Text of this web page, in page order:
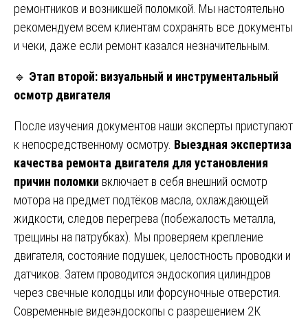
ремонтников и возникшей поломкой. Мы настоятельно
рекомендуем всем клиентам сохранять все документы
и чеки, даже если ремонт казался незначительным.
🔹 Этап второй: визуальный и инструментальный
осмотр двигателя
После изучения документов наши эксперты приступают
к непосредственному осмотру. Выездная экспертиза
качества ремонта двигателя для установления
причин поломки включает в себя внешний осмотр
мотора на предмет подтёков масла, охлаждающей
жидкости, следов перегрева (побежалость металла,
трещины на патрубках). Мы проверяем крепление
двигателя, состояние подушек, целостность проводки и
датчиков. Затем проводится эндоскопия цилиндров
через свечные колодцы или форсуночные отверстия.
Современные видеэндоскопы с разрешением 2К